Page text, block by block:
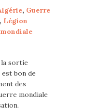
, Guerre
, Légion
sortie
bon de
des
mondiale